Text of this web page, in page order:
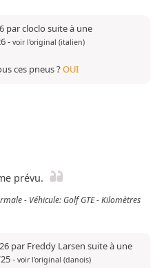
par cloclo suite à une
- voir l'original (italien)
ces pneus ?OUI
prévu.
- Véhicule: Golf GTE - Kilomètres
par Freddy Larsen suite à une
- voir l'original (danois)